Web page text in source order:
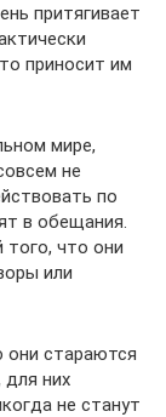
притягивает
приносит им
мире,
не
по
в обещания.
того, что они
или
они стараются
для них
не станут